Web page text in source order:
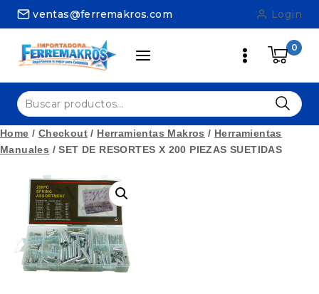
Skip
ventas@ferremakros.com Login
0
Buscar
por:
Home / Checkout / Herramientas Makros / Herramientas
Manuales / SET DE RESORTES X 200 PIEZAS SUETIDAS